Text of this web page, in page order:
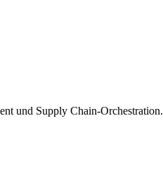
und Supply Chain-Orchestration.